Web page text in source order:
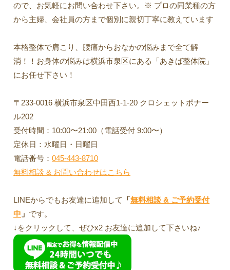
ので、お気軽にお問い合わせ下さい。※ プロの同業種の方
から主婦、会社員の方まで個別に親切丁寧に教えています
本格整体で肩こり、腰痛からおなかの悩みまで全て解
消！！お身体の悩みは横浜市泉区にある「あきば整体院」
にお任せ下さい！
〒233-0016 横浜市泉区中田西1-1-20 クロシェットポナー
ル202
受付時間：10:00〜21:00（電話受付 9:00〜）
定休日：水曜日・日曜日
電話番号：045-443-8710
無料相談 & お問い合わせはこちら
LINEからでもお友達に追加して 「無料相談 & ご予約受付
中 」 です。
↓をクリックして、ぜひx2 お友達に追加して下さいね♪